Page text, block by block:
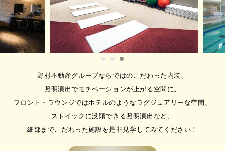
2026.08.08
🎾8月11日（火祝）・16日
（日）初心者！体験募集中🎾
【無料体験レッスン受付中！】 8月1
1日（火祝）：…
2026.07.30
8月🌸グループマシンピラティ
女性専用スタジオ「メガロスルフレ
草加」より グルー…
野村不動産グループならではのこだわった内装、
照明演出でモチベーションが上がる空間に。
フロント・ラウンジではホテルのようなラグジュアリーな空間、
ストイックに没頭できる照明演出など、
細部までこだわった施設を是非見学してみてください！